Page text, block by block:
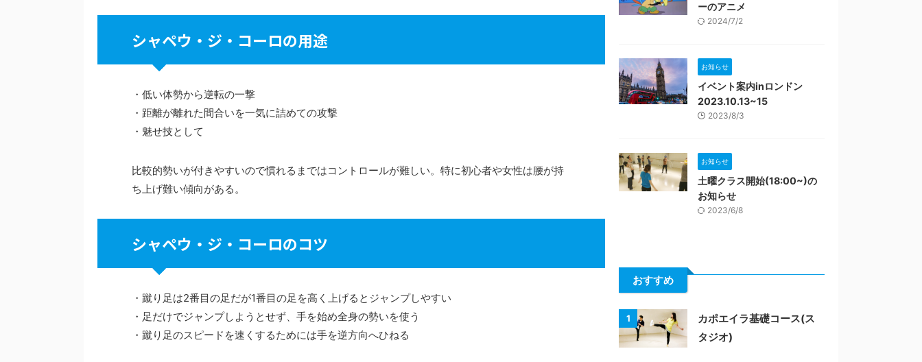
シャペウ・ジ・コーロの用途
・低い体勢から逆転の一撃
・距離が離れた間合いを一気に詰めての攻撃
・魅せ技として
比較的勢いが付きやすいので慣れるまではコントロールが難しい。特に初心者や女性は腰が持
ち上げ難い傾向がある。
シャペウ・ジ・コーロのコツ
・蹴り足は2番目の足だが1番目の足を高く上げるとジャンプしやすい
・足だけでジャンプしようとせず、手を始め全身の勢いを使う
・蹴り足のスピードを速くするためには手を逆方向へひねる
ーのアニメ
2024/7/2
お知らせ
イベント案内inロンドン
2023.10.13~15
2023/8/3
お知らせ
土曜クラス開始(18:00~)の
お知らせ
2023/6/8
おすすめ
1
カポエイラ基礎コース(ス
タジオ)